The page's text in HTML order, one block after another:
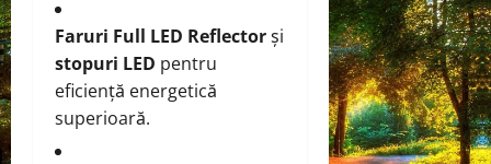
Faruri Full LED Reflectorși
stopuri LED pentru
eficiență energetică
superioară.